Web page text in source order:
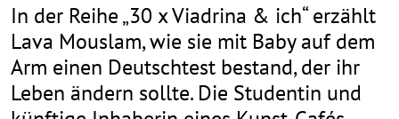
In der Reihe „30 x Viadrina & ich“ erzählt
Lava Mouslam, wie sie mit Baby auf dem
Arm einen Deutschtest bestand, der ihr
Leben ändern sollte. Die Studentin und